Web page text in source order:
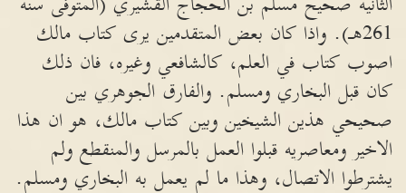
261هـ). واذا كان بعض المتقدمين يرى كتاب مالك
اصوب كتاب في العلم، كالشافعي وغيره، فان ذلك
كان قبل البخاري ومسلم. والفارق الجوهري بين
صحيحي هذين الشيخين وبين كتاب مالك، هو ان هذا
الاخير ومعاصريه قبلوا العمل بالمرسل والمنقطع ولم
يشترطوا الاتصال، وهذا ما لم يعمل به البخاري ومسلم.